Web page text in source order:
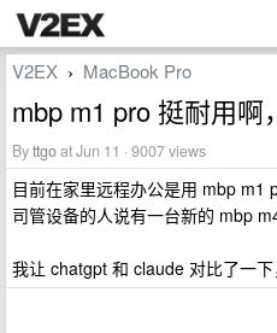
V2EX › MacBook Pro
mbp m1 pro 挺耐用啊
Byttgoat Jun 11 · 9007 views
目前在家里远程办公是用 mbp m1
司管设备的人说有一台新的 mbp
我让 chatgpt 和 claude 对比了一下